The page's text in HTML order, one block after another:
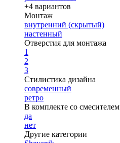
+4 вариантов
Монтаж
внутренний (скрытый)
настенный
Отверстия для монтажа
1
2
3
Стилистика дизайна
современный
ретро
В комплекте со смесителем
да
нет
Другие категории